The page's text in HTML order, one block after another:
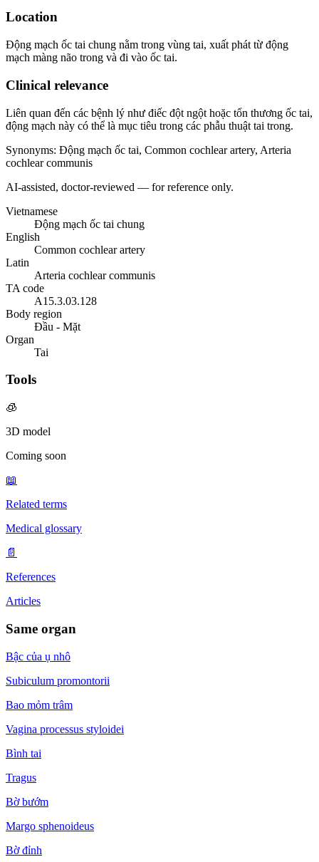
Location
Động mạch ốc tai chung nằm trong vùng tai, xuất phát từ động
mạch màng não trong và đi vào ốc tai.
Clinical relevance
Liên quan đến các bệnh lý như điếc đột ngột hoặc tổn thương ốc tai,
động mạch này có thể là mục tiêu trong các phẫu thuật tai trong.
Synonyms: Động mạch ốc tai, Common cochlear artery, Arteria
cochlear communis
AI-assisted, doctor-reviewed — for reference only.
Vietnamese
Động mạch ốc tai chung
English
Common cochlear artery
Latin
Arteria cochlear communis
TA code
A15.3.03.128
Body region
Đầu - Mặt
Organ
Tai
Tools
🧊
3D model
Coming soon
📖
Related terms
Medical glossary
📄
References
Articles
Same organ
Bậc của ụ nhô
Subiculum promontorii
Bao mỏm trâm
Vagina processus styloidei
Bình tai
Tragus
Bờ bướm
Margo sphenoideus
Bờ đỉnh